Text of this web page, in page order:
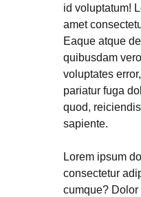
id voluptatum!
amet
Eaque atque
quibusdam
voluptates
pariatur fuga
quod,
sapiente.
Lorem ipsum
consectetur
cumque?